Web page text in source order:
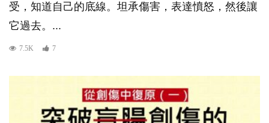
受，知道自己的底線。坦承傷害，表達憤怒，然後讓
它過去。...
7.5K 7